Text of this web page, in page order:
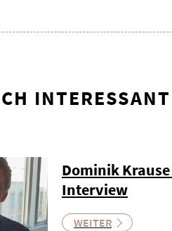
INTERESSANT
Dominik
Interview
WEITER